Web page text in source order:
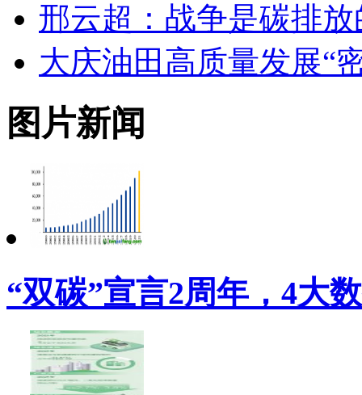
邢云超：战争是碳排
大庆油田高质量发展“
图片新闻
“双碳”宣言2周年，4大